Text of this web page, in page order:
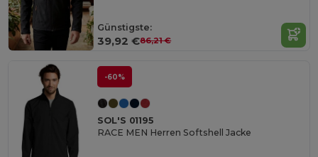
Günstigste:
39,92 €86,21 €
-60%
SOL'S 01195
RACE MEN Herren Softshell Jacke